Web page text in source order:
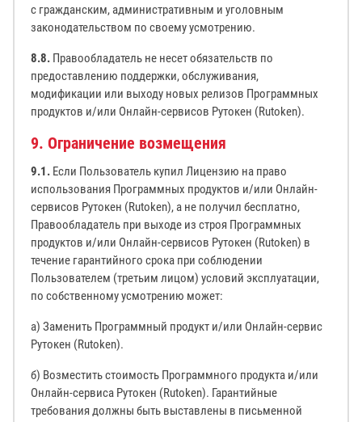
с гражданским, административным и уголовным
законодательством по своему усмотрению.
8.8. Правообладатель не несет обязательств по
предоставлению поддержки, обслуживания,
модификации или выходу новых релизов Программных
продуктов и/или Онлайн-сервисов Рутокен (Rutoken).
9. Ограничение возмещения
9.1. Если Пользователь купил Лицензию на право
использования Программных продуктов и/или Онлайн-
сервисов Рутокен (Rutoken), а не получил бесплатно,
Правообладатель при выходе из строя Программных
продуктов и/или Онлайн-сервисов Рутокен (Rutoken) в
течение гарантийного срока при соблюдении
Пользователем (третьим лицом) условий эксплуатации,
по собственному усмотрению может:
а) Заменить Программный продукт и/или Онлайн-сервис
Рутокен (Rutoken).
б) Возместить стоимость Программного продукта и/или
Онлайн-сервиса Рутокен (Rutoken). Гарантийные
требования должны быть выставлены в письменной